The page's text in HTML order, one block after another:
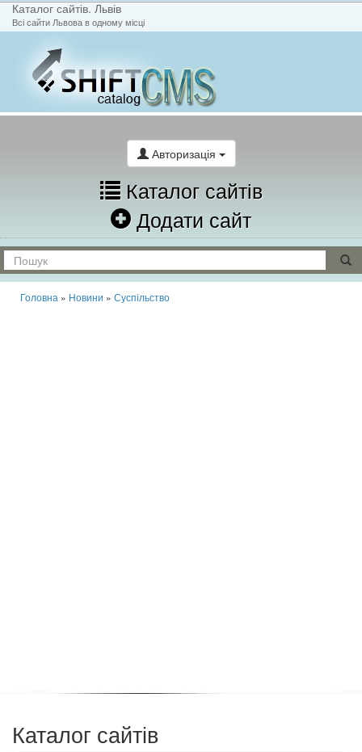
Каталог сайтів. Львів
Всі сайти Львова в одному місці
Авторизація
Каталог сайтів
Додати сайт
Головна » Новини » Суспільство
Каталог сайтів